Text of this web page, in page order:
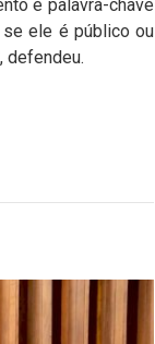
é palavra-chave
se ele é público ou
defendeu.